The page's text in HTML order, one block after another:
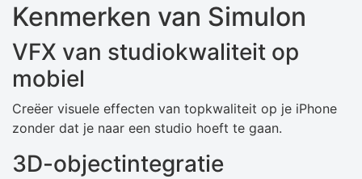
Kenmerken van Simulon
VFX van studiokwaliteit op
mobiel
Creëer visuele effecten van topkwaliteit op je iPhone
zonder dat je naar een studio hoeft te gaan.
3D-objectintegratie